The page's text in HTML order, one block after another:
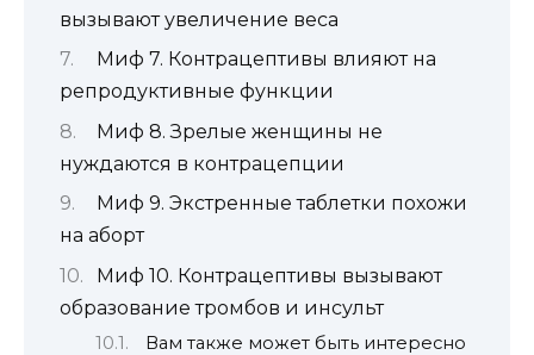
вызывают увеличение веса
Миф 7. Контрацептивы влияют на
репродуктивные функции
Миф 8. Зрелые женщины не
нуждаются в контрацепции
Миф 9. Экстренные таблетки похожи
на аборт
Миф 10. Контрацептивы вызывают
образование тромбов и инсульт
Вам также может быть интересно